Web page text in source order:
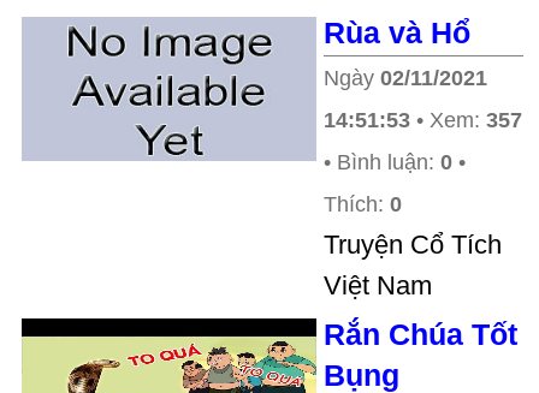
Rùa và Hổ
Ngày 02/11/2021
14:51:53 • Xem: 357
• Bình luận: 0 •
Thích: 0
Truyện Cổ Tích
Việt Nam
Rắn Chúa Tốt
Bụng